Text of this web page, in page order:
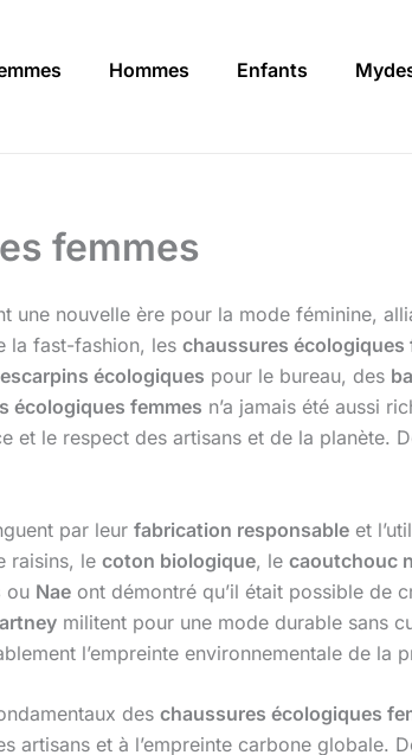
Hommes Enfants
femmes
une nouvelle ère pour la mode féminine,
la fast-fashion, les chaussures écologiques
escarpins écologiques pour le bureau, des
écologiques femmes n’a jamais été aussi
et le respect des artisans et de la planète.
par leur fabrication responsable et
raisins, le coton biologique, le caoutchouc
ou Nae ont démontré qu’il était possible de
militent pour une mode durable sans
l’empreinte environnementale de la
des chaussures écologiques
artisans et à l’empreinte carbone globale.